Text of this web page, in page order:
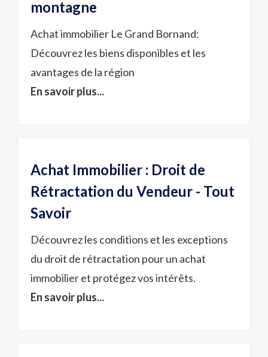
montagne
Achat immobilier Le Grand Bornand:
Découvrez les biens disponibles et les
avantages de la région
En savoir plus...
Achat Immobilier : Droit de
Rétractation du Vendeur - Tout
Savoir
Découvrez les conditions et les exceptions
du droit de rétractation pour un achat
immobilier et protégez vos intérêts.
En savoir plus...